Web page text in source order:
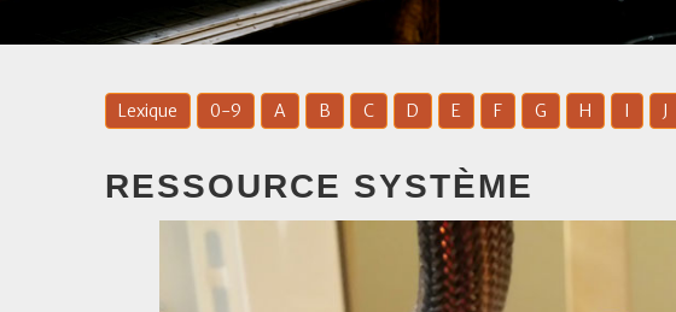
Lexique 0-9 A B C D E F G H I J
RESSOURCE SYSTÈME